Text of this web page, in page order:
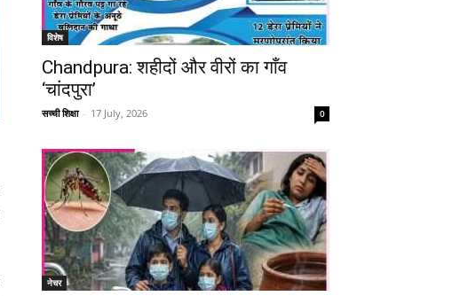
विशेष
Chandpura: शहीदों और वीरों का गाँव
‘चांदपुरा’
सच्ची शिक्षा - 17 July, 2026 0
नेचर